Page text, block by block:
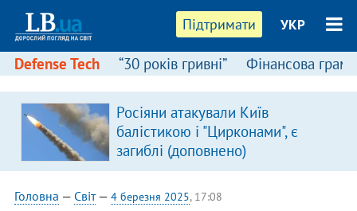
Підтримати УКР
Defense Tech “30 років гривні” Фінансова
Росіяни атакували Київ
балістикою і "Цирконами", є
загиблі (доповнено)
Головна — Світ— 4 березня 2025, 17:08